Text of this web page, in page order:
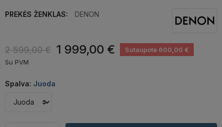
PREKĖS ŽENKLAS: DENON
2 599,00 € 1 999,00 €
Sutaupote 600,00 €
Su PVM
Spalva: Juoda